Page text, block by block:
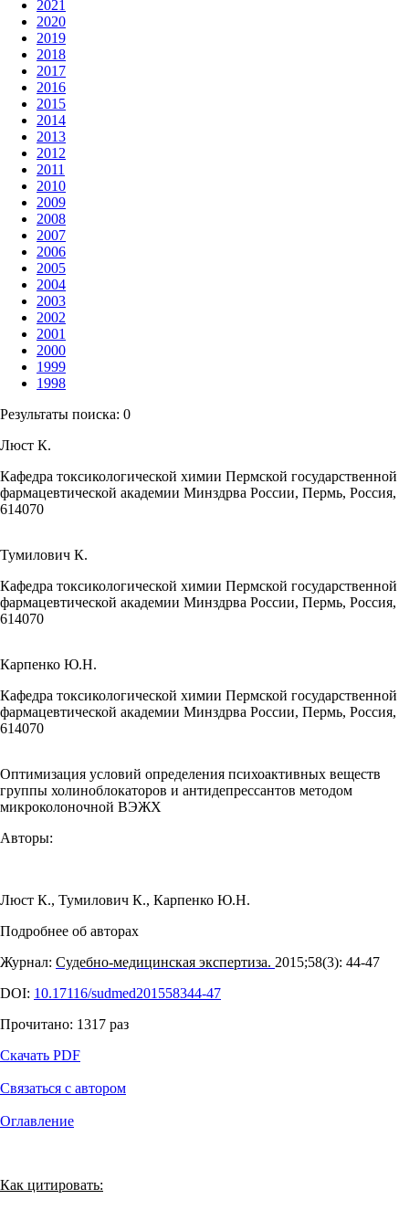
2021
2020
2019
2018
2017
2016
2015
2014
2013
2012
2011
2010
2009
2008
2007
2006
2005
2004
2003
2002
2001
2000
1999
1998
Результаты поиска: 0
Люст К.
Кафедра токсикологической химии Пермской государственной
фармацевтической академии Минздрва России, Пермь, Россия,
614070
Тумилович К.
Кафедра токсикологической химии Пермской государственной
фармацевтической академии Минздрва России, Пермь, Россия,
614070
Карпенко Ю.Н.
Кафедра токсикологической химии Пермской государственной
фармацевтической академии Минздрва России, Пермь, Россия,
614070
Оптимизация условий определения психоактивных веществ
группы холиноблокаторов и антидепрессантов методом
микроколоночной ВЭЖХ
Авторы:
Люст К., Тумилович К., Карпенко Ю.Н.
Подробнее об авторах
Журнал: Судебно-медицинская экспертиза. 2015;58(3): 44‑47
DOI: 10.17116/sudmed201558344-47
Прочитано: 1317 раз
Скачать PDF
Связаться с автором
Оглавление
Как цитировать: